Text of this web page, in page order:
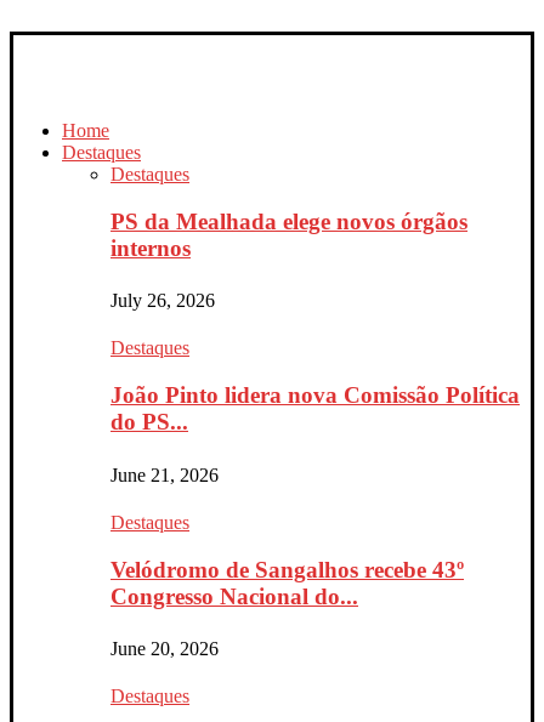
Home
Destaques
Destaques
PS da Mealhada elege novos órgãos
internos
July 26, 2026
Destaques
João Pinto lidera nova Comissão Política
do PS...
June 21, 2026
Destaques
Velódromo de Sangalhos recebe 43º
Congresso Nacional do...
June 20, 2026
Destaques